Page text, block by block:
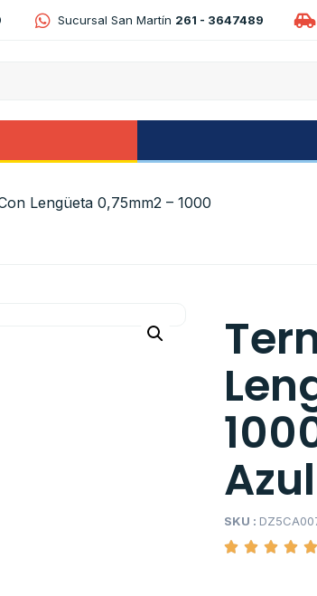
Sucursal San Martín 261 - 3647489
Lengüeta 0,75mm2 – 1000
Azul
SKU :